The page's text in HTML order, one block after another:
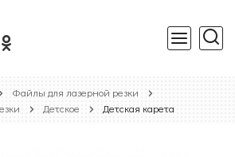
Файлы для лазерной резки
Детское Детская карета